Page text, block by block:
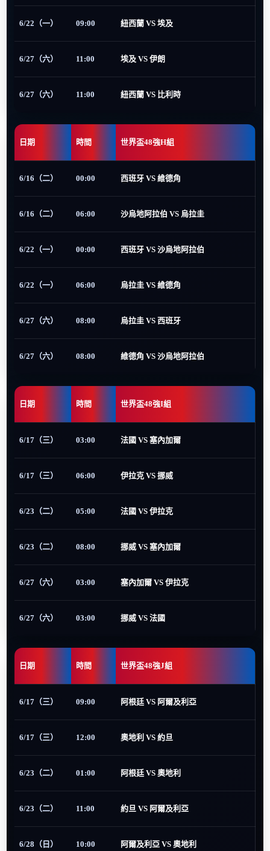
6/22（一） 09:00 紐西蘭 VS 埃及
6/27（六） 11:00 埃及 VS 伊朗
6/27（六） 11:00 紐西蘭 VS 比利時
日期 時間 世界盃48強H組
6/16（二） 00:00 西班牙 VS 維德角
6/16（二） 06:00 沙烏地阿拉伯 VS 烏拉圭
6/22（一） 00:00 西班牙 VS 沙烏地阿拉伯
6/22（一） 06:00 烏拉圭 VS 維德角
6/27（六） 08:00 烏拉圭 VS 西班牙
6/27（六） 08:00 維德角 VS 沙烏地阿拉伯
日期 時間 世界盃48強I組
6/17（三） 03:00 法國 VS 塞內加爾
6/17（三） 06:00 伊拉克 VS 挪威
6/23（二） 05:00 法國 VS 伊拉克
6/23（二） 08:00 挪威 VS 塞內加爾
6/27（六） 03:00 塞內加爾 VS 伊拉克
6/27（六） 03:00 挪威 VS 法國
日期 時間 世界盃48強J組
6/17（三） 09:00 阿根廷 VS 阿爾及利亞
6/17（三） 12:00 奧地利 VS 約旦
6/23（二） 01:00 阿根廷 VS 奧地利
6/23（二） 11:00 約旦 VS 阿爾及利亞
6/28（日） 10:00 阿爾及利亞 VS 奧地利